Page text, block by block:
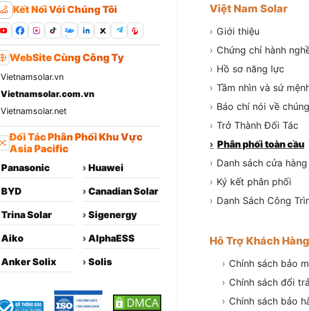
Kết Nối Với Chúng Tôi
Zalo
WebSite Cùng Công Ty
Vietnamsolar.vn
Vietnamsolar.com.vn
Vietnamsolar.net
Đối Tác Phân Phối Khu Vực
Asia Pacific
Panasonic › Huawei
BYD › Canadian Solar
Trina Solar › Sigenergy
Aiko › AlphaESS
Anker Solix › Solis
Việt Nam Solar
› Giới thiệu
› Chứng chỉ hành
› Hồ sơ năng lực
› Tầm nhìn và sứ
› Báo chí nói về
› Trở Thành Đối Tác
› Phân phối toàn cầu
› Danh sách cửa hàng
› Ký kết phân phối
› Danh Sách Công
Hỗ Trợ Khách Hàng
› Chính sách bảo
› Chính sách đổi
› Chính sách bảo